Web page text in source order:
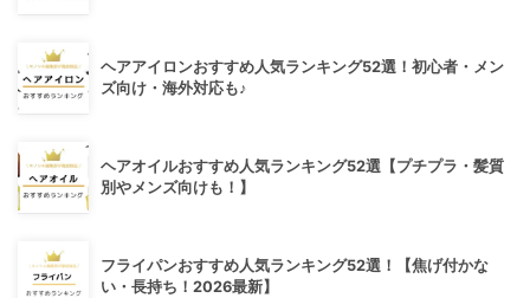
ヘアアイロンおすすめ人気ランキング52選！初心者・メン
ズ向け・海外対応も♪
ヘアオイルおすすめ人気ランキング52選【プチプラ・髪質
別やメンズ向けも！】
フライパンおすすめ人気ランキング52選！【焦げ付かな
い・長持ち！2026最新】